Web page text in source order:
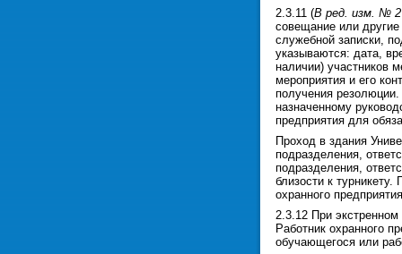
2.3.11 (В ред. изм. №
совещание или
служебной записки,
указываются: дата,
наличии) участников
мероприятия и его
получения резолюции.
назначенному
предприятия для
Проход в здания
подразделения,
подразделения,
близости к
охранного
2.3.12 При
Работник охранного
обучающегося или